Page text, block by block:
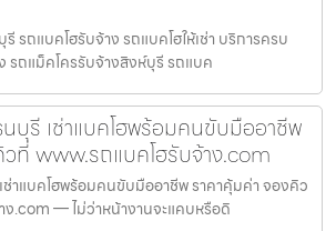
รถแบคโฮรับจ้าง รถแบคโฮให้เช่า บริการครบ
รถแม็คโครรับจ้างสิงห์บุรี รถแบค
บุรี เช่าแบคโฮพร้อมคนขับมืออาชีพ
ที่ www.รถแบคโฮรับจ้าง.com
าแบคโฮพร้อมคนขับมืออาชีพ ราคาคุ้มค่า จองคิว
ง.com — ไม่ว่าหน้างานจะแคบหรือดิ